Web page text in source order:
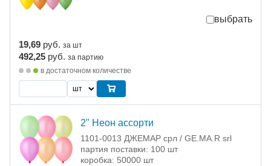
выбрать
19,69 руб. за шт
492,25 руб. за партию
в достаточном количестве
2" Неон ассорти
1101-0013 ДЖЕМАР срл / GE.MA.R srl
партия поставки: 100 шт
коробка: 50000 шт